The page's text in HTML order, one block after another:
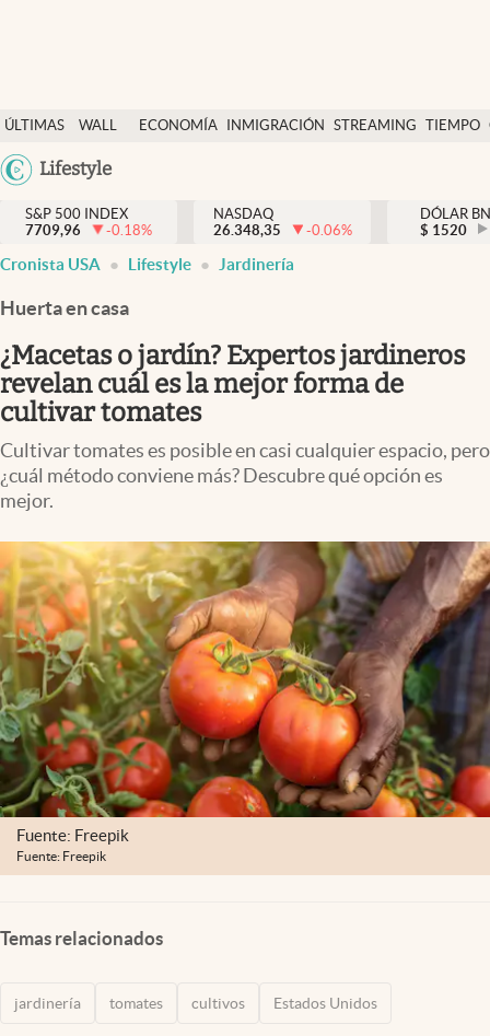
ÚLTIMAS
NOTICIAS
WALL
Y
DÓLAR
ECONOMÍA INMIGRACIÓN STREAMING TIEMPO
México
Lifestyle
Finanzas y economía
Wall Street y dólar
Inmigración
Espiritual
Streaming
PC y mobile
Lifestyle
USA
S&P 500 INDEX
7709,96
-0.18%
NASDAQ
26.348,35
-0.06%
DÓLAR
$ 1520
Cronista USA Lifestyle Jardinería
Huerta en casa
¿Macetas o jardín? Expertos jardineros
revelan cuál es la mejor forma de
cultivar tomates
Cultivar tomates es posible en casi cualquier espacio, pero
¿cuál método conviene más? Descubre qué opción es
mejor.
Fuente: Freepik
Fuente: Freepik
Temas relacionados
jardinería tomates cultivos Estados Unidos